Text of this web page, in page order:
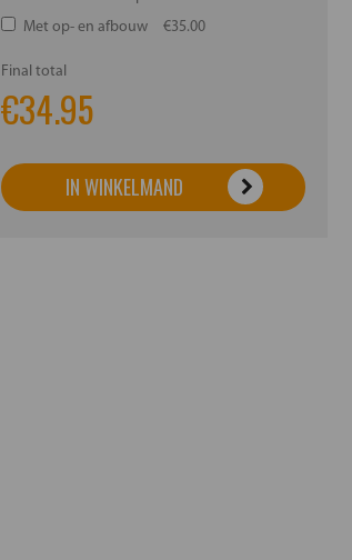
Met op- en afbouw
€35.00
Final total
€34.95
IN WINKELMAND